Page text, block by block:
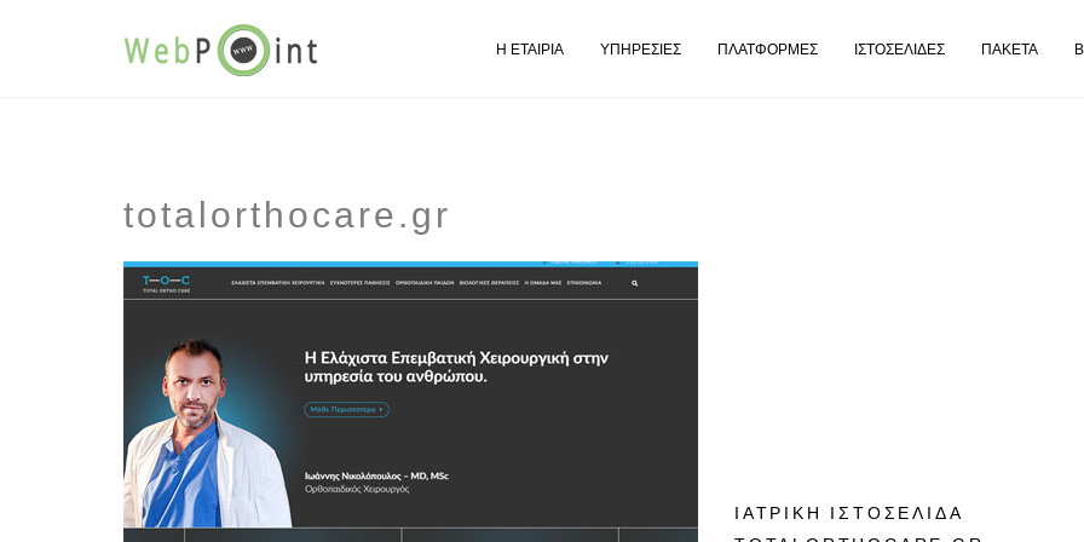
Η ΕΤΑΙΡΊΑ ΥΠΗΡΕΣΊΕΣ ΠΛΑΤΦΌΡΜΕΣ ΙΣΤΟΣΕΛΊΔΕΣ ΠΑΚΈΤΑ
totalorthocare.gr
ΙΑΤΡΙΚΉ ΙΣΤΟΣΕΛΊΔΑ